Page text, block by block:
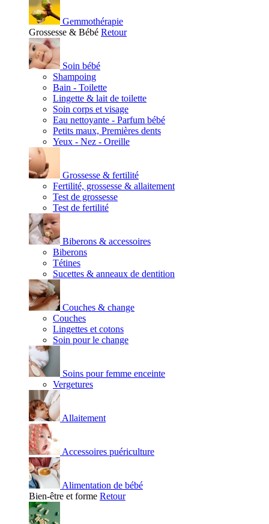
Gemmothérapie
Grossesse & Bébé Retour
Soin bébé
Shampoing
Bain - Toilette
Lingette & lait de toilette
Soin corps et visage
Eau nettoyante - Parfum bébé
Petits maux, Premières dents
Yeux - Nez - Oreille
Grossesse & fertilité
Fertilité, grossesse & allaitement
Test de grossesse
Test de fertilité
Biberons & accessoires
Biberons
Tétines
Sucettes & anneaux de dentition
Couches & change
Couches
Lingettes et cotons
Soin pour le change
Soins pour femme enceinte
Vergetures
Allaitement
Accessoires puériculture
Alimentation de bébé
Bien-être et forme Retour